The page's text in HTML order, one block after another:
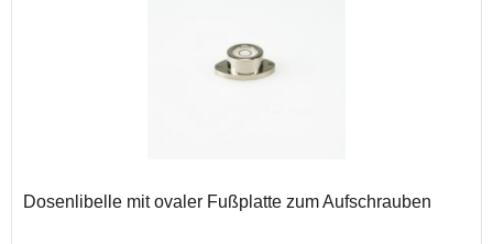
Dosenlibelle mit ovaler Fußplatte zum Aufschrauben